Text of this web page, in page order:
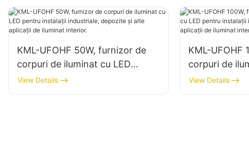
sport și depozite.
KML-UFOHF 50W, furnizor de
corpuri de iluminat cu LED
pentru instalații industriale,
depozite și alte aplicații de
View Details
KML-UFOHF
corpuri de
pentru
depozite și
View Details